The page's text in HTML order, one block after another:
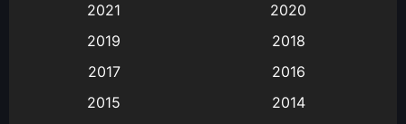
Animation อนิเมะ
Animation แอนิเมชัน
2021
2020
2019
2018
2017
2016
2015
2014